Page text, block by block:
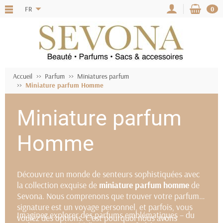
FR 0
Accueil Parfum
Miniatures parfum
Miniature parfum Homme
Miniature parfum
Homme
Découvrez un monde de senteurs sophistiquées avec
la collection exquise de miniature parfum hommede
Sevona. Nous comprenons que trouver votre parfum
signature est un voyage personnel, et parfois, vous
voulez des options. C'est pourquoi nous avons
Imaginez explorer des parfums emblématiques – du